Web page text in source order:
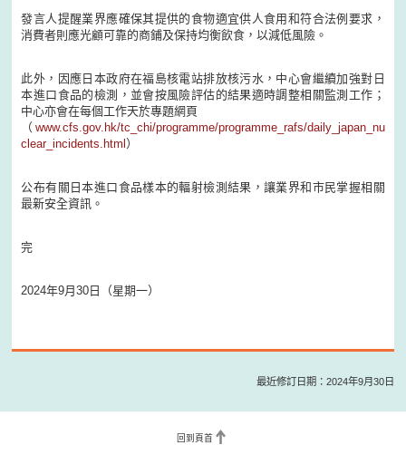
發言人提醒業界應確保其提供的食物適宜供人食用和符合法例要求，
消費者則應光顧可靠的商鋪及保持均衡飲食，以減低風險。
此外，因應日本政府在福島核電站排放核污水，中心會繼續加強對日
本進口食品的檢測，並會按風險評估的結果適時調整相關監測工作；
中心亦會在每個工作天於專題網頁
（ www.cfs.gov.hk/tc_chi/programme/programme_rafs/daily_japan_nu
clear_incidents.html）
公布有關日本進口食品樣本的輻射檢測結果，讓業界和市民掌握相關
最新安全資訊。
完
2024年9月30日（星期一）
最近修訂日期：2024年9月30日
回到頁首